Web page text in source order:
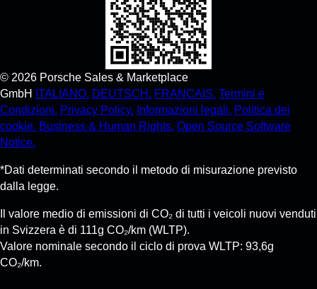
© 2026 Porsche Sales & Marketplace
GmbH
ITALIANO. DEUTSCH. FRANCAIS. Termini e
Condizioni. Privacy Policy. Informazioni legali. Politica dei
cookie. Business & Human Rights. Open Source Software
Notice.
*Dati determinati secondo il metodo di misurazione previsto
dalla legge.
Il valore medio di emissioni di CO₂ di tutti i veicoli nuovi venduti
in Svizzera è di 111g CO₂/km (WLTP).
Valore nominale secondo il ciclo di prova WLTP: 93,6g
CO₂/km.